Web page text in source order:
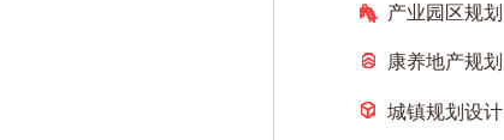
产业园区规划
康养地产规划
城镇规划设计